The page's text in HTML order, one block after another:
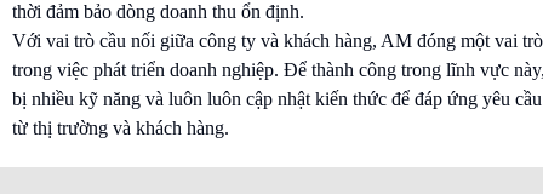
thời đảm bảo dòng doanh thu ổn định.
Với vai trò cầu nối giữa công ty và khách hàng, AM đóng một vai
trong việc phát triển doanh nghiệp. Để thành công trong lĩnh vực
bị nhiều kỹ năng và luôn luôn cập nhật kiến thức để đáp ứng yêu
từ thị trường và khách hàng.